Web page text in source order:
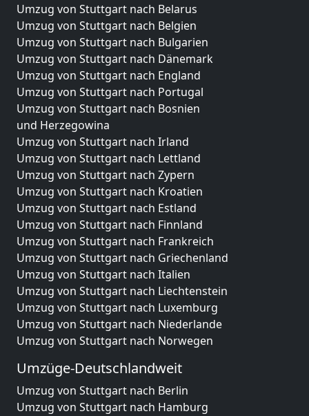
Umzug von Stuttgart nach Belarus
Umzug von Stuttgart nach Belgien
Umzug von Stuttgart nach Bulgarien
Umzug von Stuttgart nach Dänemark
Umzug von Stuttgart nach England
Umzug von Stuttgart nach Portugal
Umzug von Stuttgart nach Bosnien
und Herzegowina
Umzug von Stuttgart nach Irland
Umzug von Stuttgart nach Lettland
Umzug von Stuttgart nach Zypern
Umzug von Stuttgart nach Kroatien
Umzug von Stuttgart nach Estland
Umzug von Stuttgart nach Finnland
Umzug von Stuttgart nach Frankreich
Umzug von Stuttgart nach Griechenland
Umzug von Stuttgart nach Italien
Umzug von Stuttgart nach Liechtenstein
Umzug von Stuttgart nach Luxemburg
Umzug von Stuttgart nach Niederlande
Umzug von Stuttgart nach Norwegen
Umzüge-Deutschlandweit
Umzug von Stuttgart nach Berlin
Umzug von Stuttgart nach Hamburg